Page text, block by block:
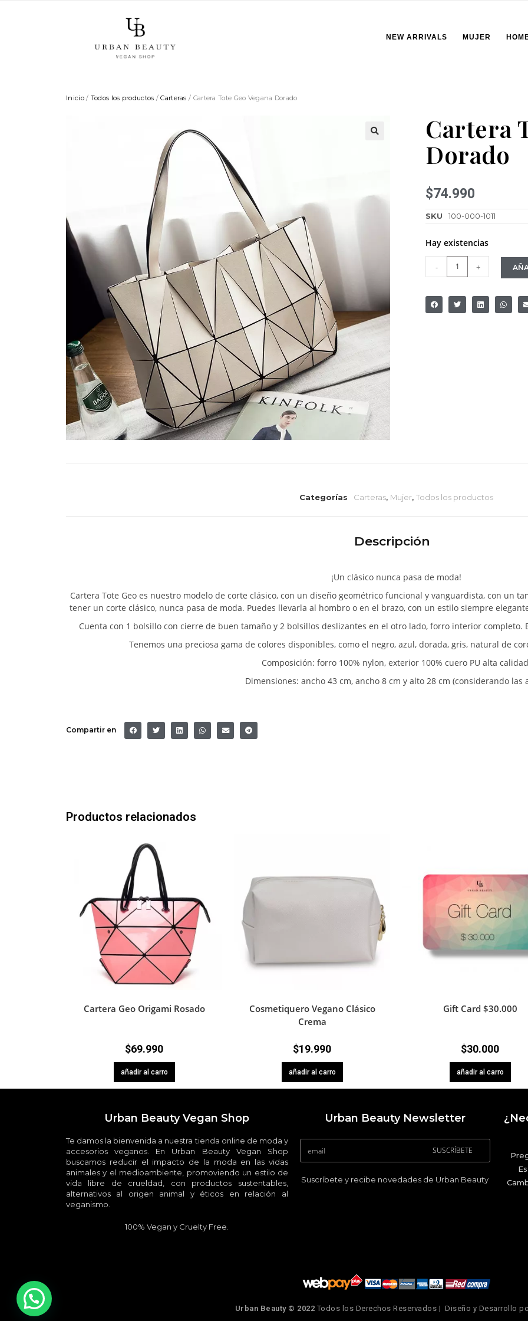
NEW ARRIVALS MUJER
Inicio/ Todos los productos /Carteras / Cartera Tote Geo Vegana Dorado
Cartera
Dorado
$74.990
SKU 100-000-1011
Hay existencias
- +
Categorías Carteras, Mujer, Todos los productos
Descripción
¡Un clásico nunca pasa de moda!
Cartera Tote Geo es nuestro modelo de corte clásico, con un diseño geométrico funcional y vanguardista, con un
tener un corte clásico, nunca pasa de moda. Puedes llevarla al hombro o en el brazo, con un estilo siempre
Cuenta con 1 bolsillo con cierre de buen tamaño y 2 bolsillos deslizantes en el otro lado, forro interior completo.
Tenemos una preciosa gama de colores disponibles, como el negro, azul, dorada, gris, natural de
Composición: forro 100% nylon, exterior 100% cuero PU alta
Dimensiones: ancho 43 cm, ancho 8 cm y alto 28 cm (considerando las
Compartir en
Productos relacionados
Cartera Geo Origami Rosado
$69.990
añadir al carro
Cosmetiquero Vegano Clásico
Crema
$19.990
añadir al carro
Gift Card $30.000
$30.000
añadir al carro
Urban Beauty Vegan Shop
Te damos la bienvenida a nuestra tienda online de moda y
accesorios veganos. En Urban Beauty Vegan Shop
buscamos reducir el impacto de la moda en las vidas
animales y el medioambiente, promoviendo un estilo de
vida libre de crueldad, con productos sustentables,
alternativos al origen animal y éticos en relación al
veganismo.
100% Vegan y Cruelty Free.
Urban Beauty Newsletter
SUSCRÍBETE
Suscríbete y recibe novedades de Urban Beauty
Urban Beauty © 2022 Todos los Derechos Reservados | Diseño y Desarrollo